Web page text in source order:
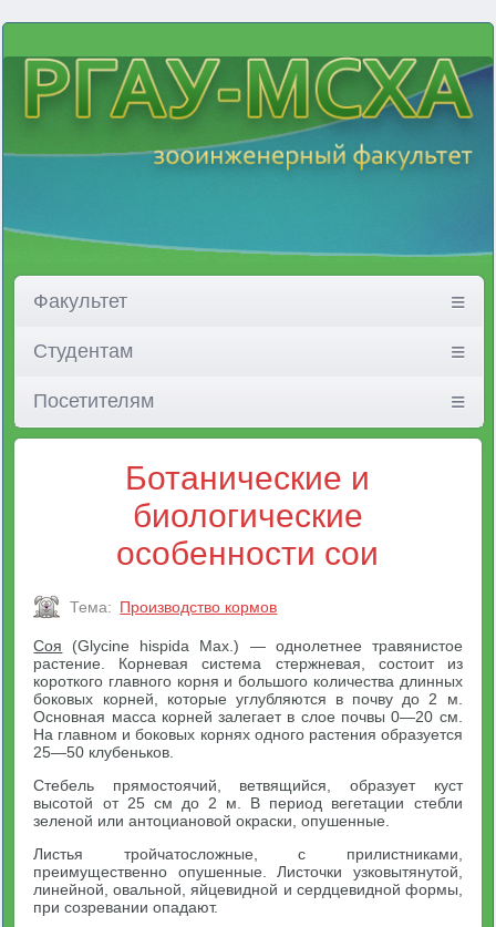
Факультет
Студентам
Посетителям
Ботанические и
биологические
особенности сои
Тема: Производство кормов
Соя (Glycine hispida Max.) — однолетнее травянистое
растение. Корневая система стержневая, состоит из
короткого главного корня и большого количества длинных
боковых корней, которые углубляются в почву до 2 м.
Основная масса корней залегает в слое почвы 0—20 см.
На главном и боковых корнях одного растения образуется
25—50 клубеньков.
Стебель прямостоячий, ветвящийся, образует куст
высотой от 25 см до 2 м. В период вегетации стебли
зеленой или антоциановой окраски, опушенные.
Листья тройчатосложные, с прилистниками,
преимущественно опушенные. Листочки узковытянутой,
линейной, овальной, яйцевидной и сердцевидной формы,
при созревании опадают.